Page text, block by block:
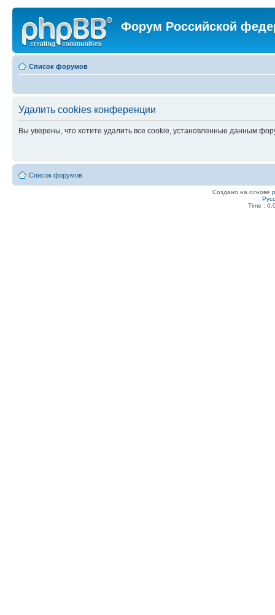
Форум Российской
Список форумов
Удалить cookies конференции
Вы уверены, что хотите удалить все cookie, установленные данным
Список форумов
Создано на основе
Time :